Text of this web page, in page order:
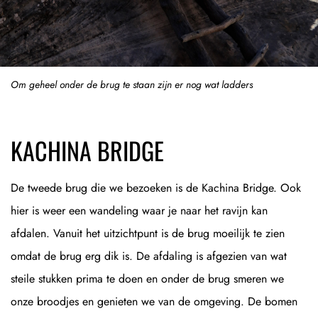
Om geheel onder de brug te staan zijn er nog wat ladders
KACHINA BRIDGE
De tweede brug die we bezoeken is de Kachina Bridge. Ook
hier is weer een wandeling waar je naar het ravijn kan
afdalen. Vanuit het uitzichtpunt is de brug moeilijk te zien
omdat de brug erg dik is. De afdaling is afgezien van wat
steile stukken prima te doen en onder de brug smeren we
onze broodjes en genieten we van de omgeving. De bomen